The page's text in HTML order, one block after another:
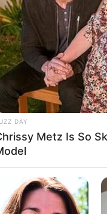
Share
DAY
Metz Is So